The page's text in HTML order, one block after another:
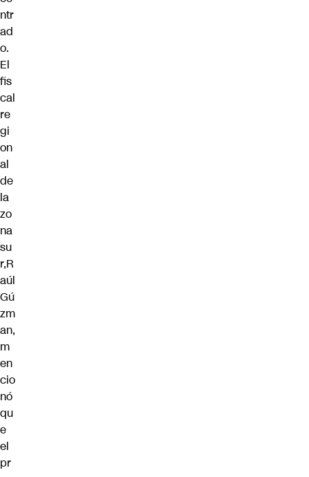
ntr
ad
o.
El
fis
cal
re
gi
on
al
de
la
zo
na
su
r,R
aúl
Gú
zm
an,
m
en
cio
nó
qu
e
el
pr